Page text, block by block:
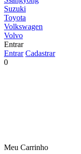
Suzuki
Toyota
Volkswagen
Volvo
Entrar
Entrar Cadastrar
0
Meu Carrinho